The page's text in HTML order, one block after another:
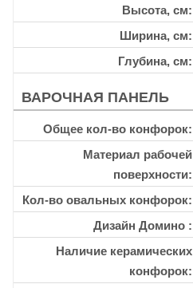
Высота, см
Ширина, см
Глубина, см
ВАРОЧНАЯ ПАНЕЛЬ
Общее кол-во конфорок
Материал рабочей
поверхности
Кол-во овальных конфорок
Дизайн Домино
Наличие керамических
конфорок